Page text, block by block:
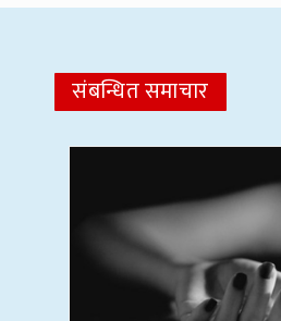
संबन्धित समाचार